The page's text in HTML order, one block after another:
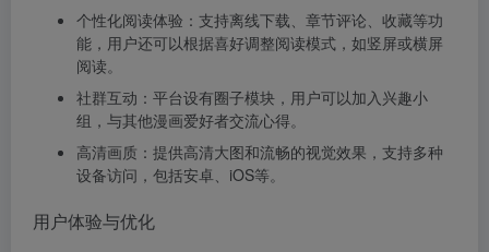
个性化阅读体验：支持离线下载、章节评论、收藏等功
能，用户还可以根据喜好调整阅读模式，如竖屏或横屏
阅读。
社群互动：平台设有圈子模块，用户可以加入兴趣小
组，与其他漫画爱好者交流心得。
高清画质：提供高清大图和流畅的视觉效果，支持多种
设备访问，包括安卓、iOS等。
用户体验与优化